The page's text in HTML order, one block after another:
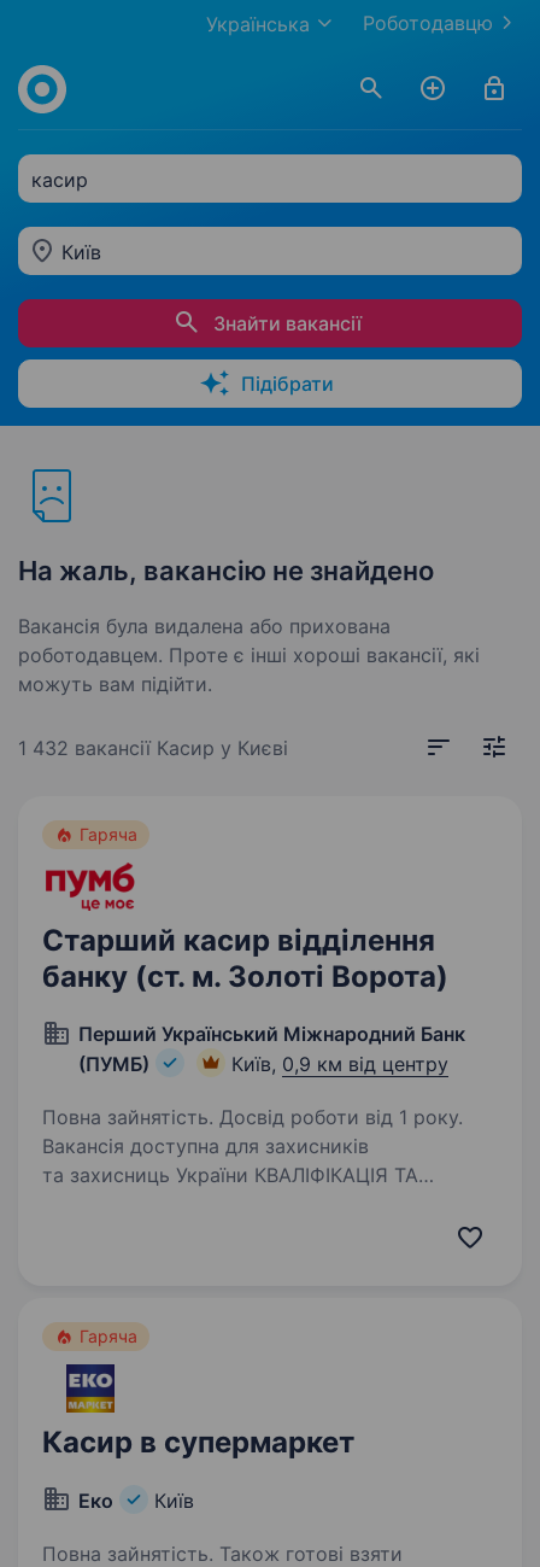
Роботодавцю
Українська
касир
Київ
Знайти вакансії
Підібрати
На жаль, вакансію не знайдено
Вакансія була видалена або прихована
роботодавцем. Проте є інші хороші вакансії, які
можуть вам підійти.
1 432 вакансії Касир у Києві
Гаряча
Старший касир відділення
банку (ст. м. Золоті Ворота)
Перший Український Міжнародний Банк
(ПУМБ)
Київ, 0,9 км від центру
Повна зайнятість. Досвід роботи від 1 року.
Вакансія доступна для захисників
та захисниць України КВАЛІФІКАЦІЯ ТА
Гаряча
Касир в супермаркет
Еко Київ
Повна зайнятість. Також готові взяти